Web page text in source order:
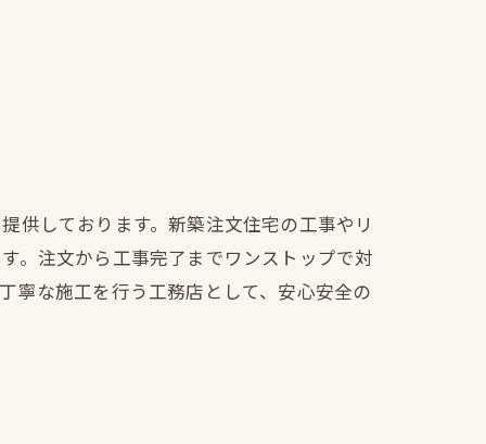
供しております。新築注文住宅の工事やリ
。注文から工事完了までワンストップで対
寧な施工を行う工務店として、安心安全の